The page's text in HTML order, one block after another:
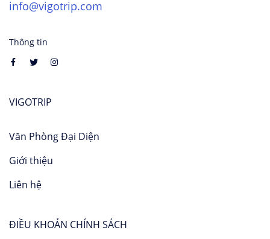
info@vigotrip.com
Thông tin
VIGOTRIP
Văn Phòng Đại Diện
Giới thiệu
Liên hệ
ĐIỀU KHOẢN CHÍNH SÁCH